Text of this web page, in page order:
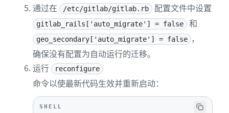
通过在
/etc/gitlab/gitlab.rb 配置文件中设置
gitlab_rails['auto_migrate'] = false 和
geo_secondary['auto_migrate'] = false
，
确保没有配置为自动运行的迁移。
运行
reconfigure
命令以使最新代码生效并重新启动：
SHELL